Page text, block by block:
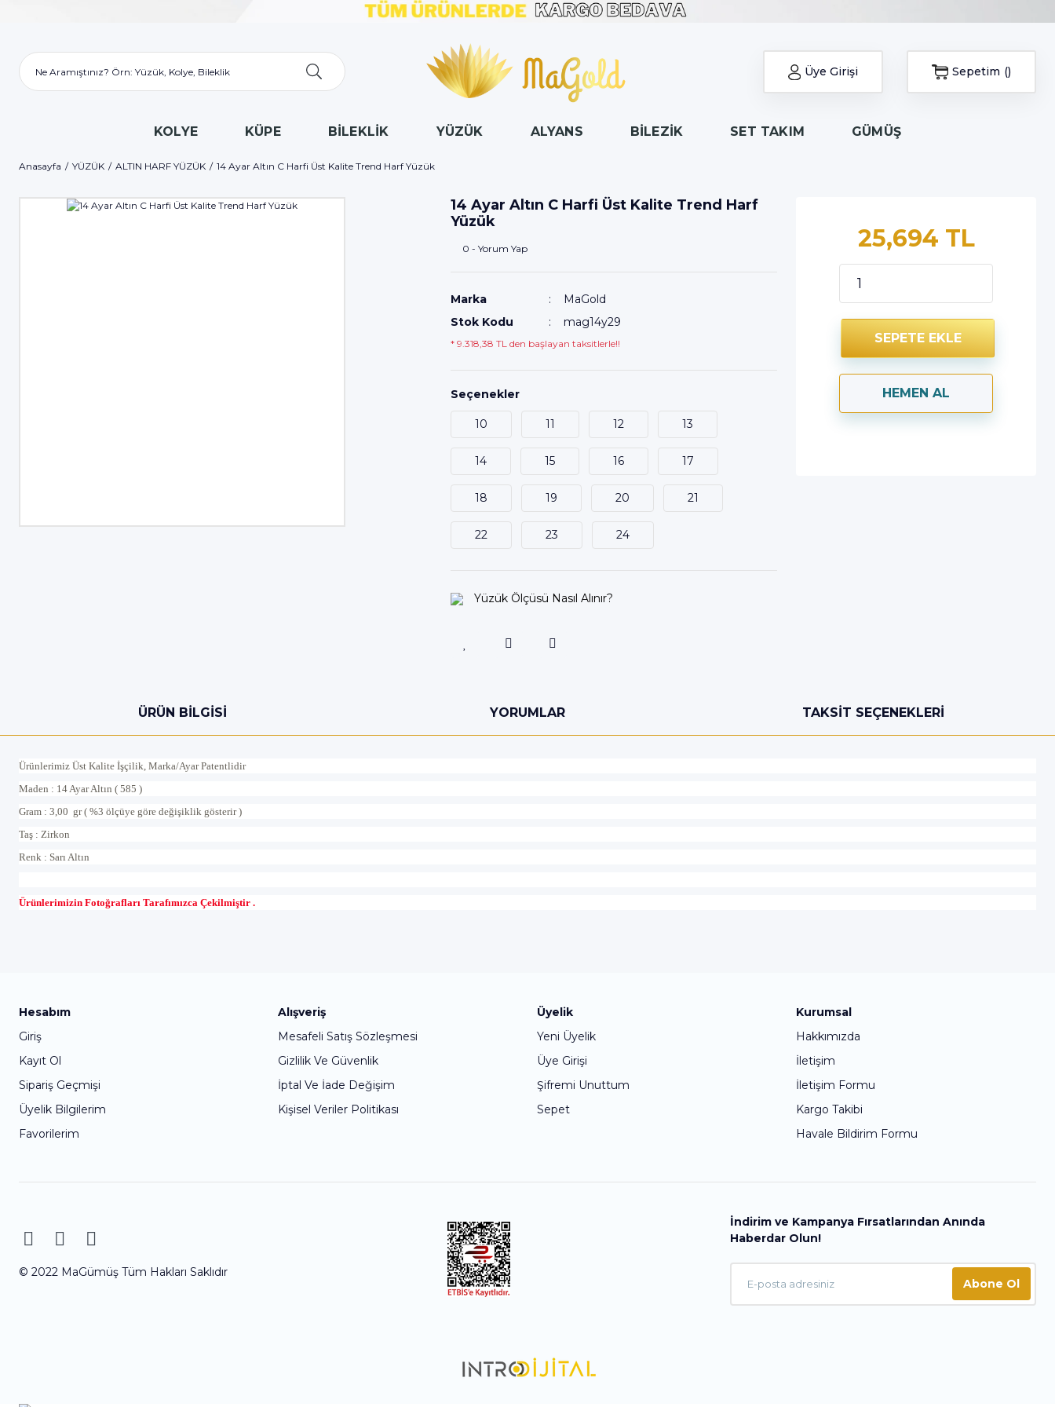
Üye Girişi Sepetim
KOLYE KÜPE BİLEKLİK YÜZÜK ALYANS BİLEZİK SET TAKIM GÜMÜŞ
Anasayfa YÜZÜK ALTIN HARF YÜZÜK 14 Ayar Altın C Harfi Üst Kalite Trend Harf Yüzük
14 Ayar Altın C Harfi Üst Kalite Trend Harf
Yüzük
0 - Yorum Yap
Marka
MaGold
Stok Kodu
mag14y29
* 9.318,38 TL den başlayan taksitlerle!!
Seçenekler
10 11 12 13
14 15 16 17
18 19 20 21
22 23 24
Yüzük Ölçüsü Nasıl Alınır?
25,694 TL
SEPETE EKLE
HEMEN AL
ÜRÜN BILGISI YORUMLAR TAKSIT SEÇENEKLERI
Ürünlerimiz Üst Kalite İşçilik, Marka/Ayar Patentlidir
Maden : 14 Ayar Altın ( 585 )
Gram : 3,00 gr ( %3 ölçüye göre değişiklik gösterir )
Taş : Zirkon
Renk : Sarı Altın
Ürünlerimizin Fotoğrafları Tarafımızca Çekilmiştir .
Yorum Yaz
Hesabım
Giriş
Kayıt Ol
Sipariş Geçmişi
Üyelik Bilgilerim
Favorilerim
Alışveriş
Mesafeli Satış Sözleşmesi
Gizlilik Ve Güvenlik
İptal Ve İade Değişim
Kişisel Veriler Politikası
Üyelik
Yeni Üyelik
Üye Girişi
Şifremi Unuttum
Sepet
Kurumsal
Hakkımızda
İletişim
İletişim Formu
Kargo Takibi
Havale Bildirim Formu
© 2022 MaGümüş Tüm Hakları Saklıdır
İndirim ve Kampanya Fırsatlarından Anında
Haberdar Olun!
Abone Ol